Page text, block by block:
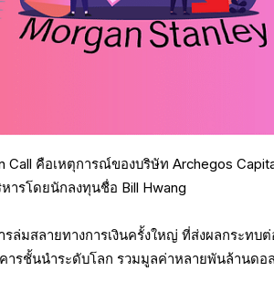
Call คือเหตุการณ์ของบริษัท Archegos
ารโดยนักลงทุนชื่อ Bill Hwang
ล่มสลายทางการเงินครั้งใหญ่ ที่ส่งผลกระทบ
ารชั้นนำระดับโลก รวมมูลค่าหลายพันล้านดอ